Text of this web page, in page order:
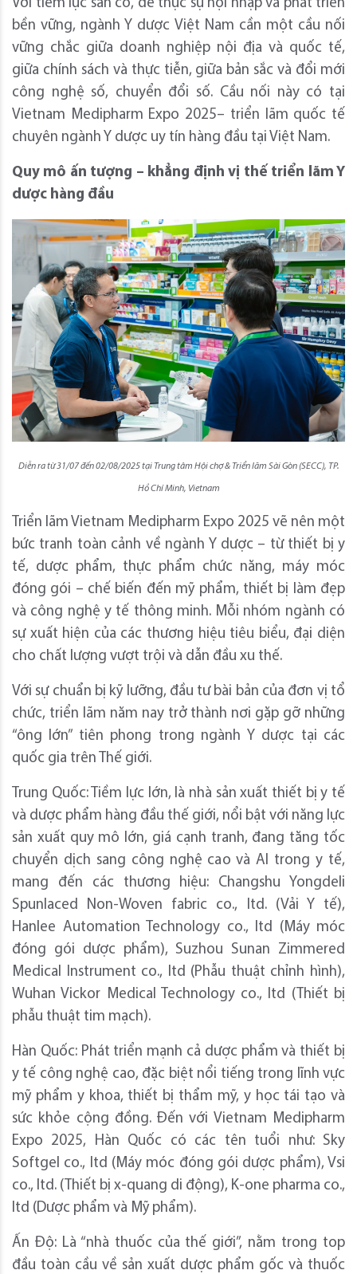
Với tiềm lực sẵn có, để thực sự hội nhập và phát triển
bền vững, ngành Y dược Việt Nam cần một cầu nối
vững chắc giữa doanh nghiệp nội địa và quốc tế,
giữa chính sách và thực tiễn, giữa bản sắc và đổi mới
công nghệ số, chuyển đổi số. Cầu nối này có tại
Vietnam Medipharm Expo 2025– triển lãm quốc tế
chuyên ngành Y dược uy tín hàng đầu tại Việt Nam.
Quy mô ấn tượng – khẳng định vị thế triển lãm Y
dược hàng đầu
Diễn ra từ 31/07 đến 02/08/2025 tại Trung tâm Hội chợ & Triển lãm Sài Gòn (SECC), TP.
Hồ Chí Minh, Vietnam
Triển lãm Vietnam Medipharm Expo 2025 vẽ nên một
bức tranh toàn cảnh về ngành Y dược – từ thiết bị y
tế, dược phẩm, thực phẩm chức năng, máy móc
đóng gói – chế biến đến mỹ phẩm, thiết bị làm đẹp
và công nghệ y tế thông minh. Mỗi nhóm ngành có
sự xuất hiện của các thương hiệu tiêu biểu, đại diện
cho chất lượng vượt trội và dẫn đầu xu thế.
Với sự chuẩn bị kỹ lưỡng, đầu tư bài bản của đơn vị tổ
chức, triển lãm năm nay trở thành nơi gặp gỡ những
“ông lớn” tiên phong trong ngành Y dược tại các
quốc gia trên Thế giới.
Trung Quốc: Tiềm lực lớn, là nhà sản xuất thiết bị y tế
và dược phẩm hàng đầu thế giới, nổi bật với năng lực
sản xuất quy mô lớn, giá cạnh tranh, đang tăng tốc
chuyển dịch sang công nghệ cao và AI trong y tế,
mang đến các thương hiệu: Changshu Yongdeli
Spunlaced Non-Woven fabric co., ltd. (Vải Y tế),
Hanlee Automation Technology co., ltd (Máy móc
đóng gói dược phẩm), Suzhou Sunan Zimmered
Medical Instrument co., ltd (Phẫu thuật chỉnh hình),
Wuhan Vickor Medical Technology co., ltd (Thiết bị
phẫu thuật tim mạch).
Hàn Quốc: Phát triển mạnh cả dược phẩm và thiết bị
y tế công nghệ cao, đặc biệt nổi tiếng trong lĩnh vực
mỹ phẩm y khoa, thiết bị thẩm mỹ, y học tái tạo và
sức khỏe cộng đồng. Đến với Vietnam Medipharm
Expo 2025, Hàn Quốc có các tên tuổi như: Sky
Softgel co., ltd (Máy móc đóng gói dược phẩm), Vsi
co., ltd. (Thiết bị x-quang di động), K-one pharma co.,
ltd (Dược phẩm và Mỹ phẩm).
Ấn Độ: Là “nhà thuốc của thế giới”, nằm trong top
đầu toàn cầu về sản xuất dược phẩm gốc và thuốc